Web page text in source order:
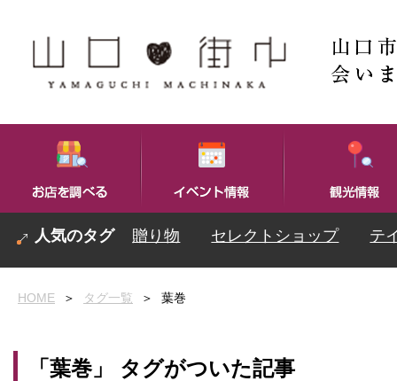
贈り物 セレクトショップ テ
HOME ＞ タグ一覧 ＞ 葉巻
「葉巻」 タグがついた記事